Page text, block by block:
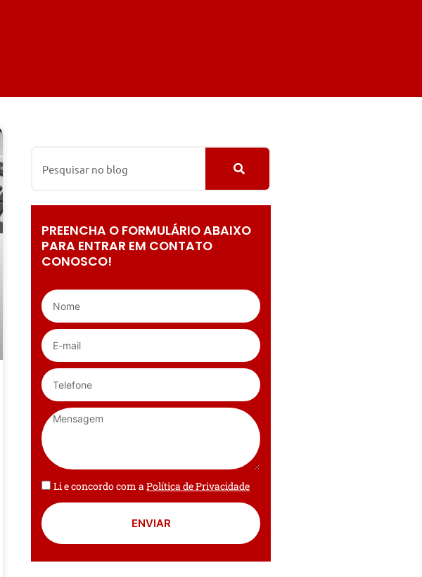
PREENCHA O FORMULÁRIO ABAIXO
PARA ENTRAR EM CONTATO
CONOSCO!
Li e concordo com aPolítica de Privacidade
ENVIAR